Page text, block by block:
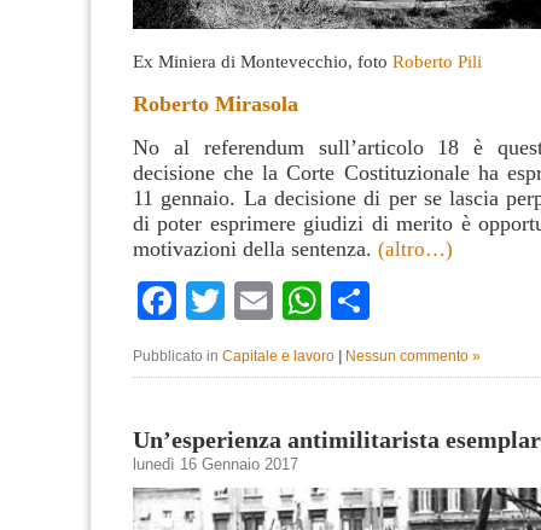
Ex Miniera di Montevecchio, foto Roberto Pili
Roberto Mirasola
No al referendum sull’articolo 18 è
decisione che la Corte Costituzionale ha
11 gennaio. La decisione di per se lascia
di poter esprimere giudizi di merito è
motivazioni della sentenza. (altro…)
Facebook
TwitterEmailWhatsApp
Pubblicato in Capitale e lavoro Nessun commento »
Un’esperienza antimilitarista
lunedì 16 Gennaio 2017